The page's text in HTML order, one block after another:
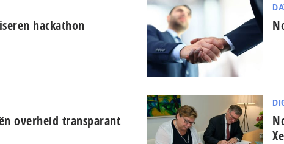
hackathon
overheid transparant